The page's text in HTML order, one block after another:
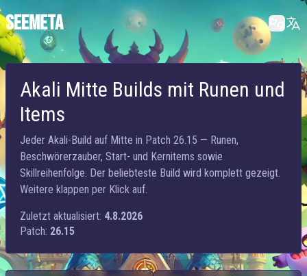
SEEMETA
Akali Mitte Builds mit Runen und
Items
Jeder Akali-Build auf Mitte in Patch 26.15 — Runen,
Beschwörerzauber, Start- und Kernitems sowie
Skillreihenfolge. Der beliebteste Build wird komplett gezeigt.
Weitere klappen per Klick auf.
Zuletzt aktualisiert: 4.8.2026
Patch: 26.15